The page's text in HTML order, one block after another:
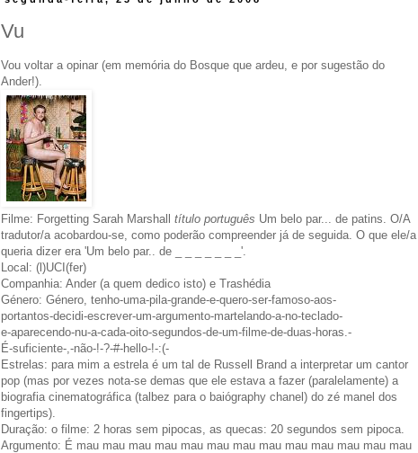
Vu
Vou voltar a opinar (em memória do Bosque que ardeu, e por sugestão do
Ander!).
Filme: Forgetting Sarah Marshall título português Um belo par... de patins. O/A
tradutor/a acobardou-se, como poderão compreender já de seguida. O que ele/a
queria dizer era 'Um belo par.. de _ _ _ _ _ _ _'.
Local: (l)UCI(fer)
Companhia: Ander (a quem dedico isto) e Trashédia
Género: Género, tenho-uma-pila-grande-e-quero-ser-famoso-aos-
portantos-decidi-escrever-um-argumento-martelando-a-no-teclado-
e-aparecendo-nu-a-cada-oito-segundos-de-um-filme-de-duas-horas.-
É-suficiente-,-não-!-?-#-hello-!-:(-
Estrelas: para mim a estrela é um tal de Russell Brand a interpretar um cantor
pop (mas por vezes nota-se demas que ele estava a fazer (paralelamente) a
biografia cinematográfica (talbez para o baiógraphy chanel) do zé manel dos
fingertips).
Duração: o filme: 2 horas sem pipocas, as quecas: 20 segundos sem pipoca.
Argumento: É mau mau mau mau mau mau mau mau mau mau mau mau mau